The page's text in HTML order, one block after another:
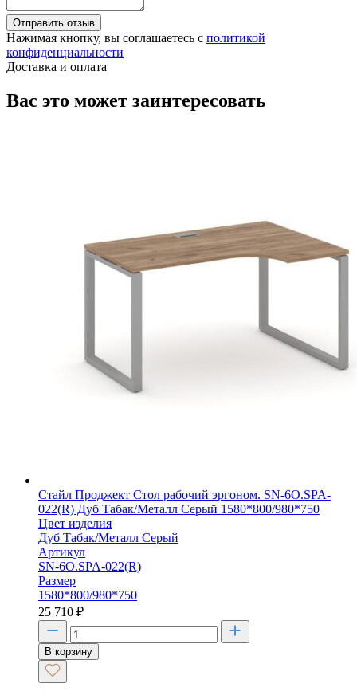
Отправить отзыв
Нажимая кнопку, вы соглашаетесь с политикой
конфиденциальности
Доставка и оплата
Вас это может заинтересовать
Стайл Проджект Стол рабочий эргоном. SN-6O.SPA-
022(R) Дуб Табак/Металл Серый 1580*800/980*750
Цвет изделия
Дуб Табак/Металл Серый
Артикул
SN-6O.SPA-022(R)
Размер
1580*800/980*750
25 710 ₽
В корзину